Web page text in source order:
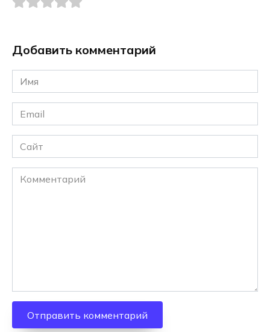
Добавить комментарий
Имя
*
Email
*
Сайт
Комментарий